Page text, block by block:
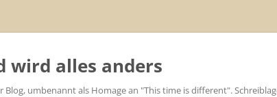
wird alles anders
umbenannt als Homage an "This time is different".